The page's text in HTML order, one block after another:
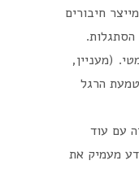
חיבורים
– הסתגלות.
(מעניין,
על 21 יום להטמעת הרגל
עם עוד
מעמיק את